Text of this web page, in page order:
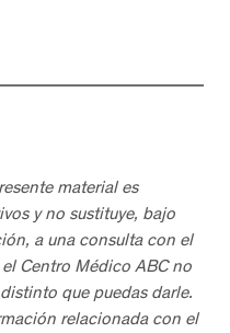
material es
y no sustituye, bajo
a una consulta con el
Centro Médico ABC no
que puedas darle.
relacionada con el